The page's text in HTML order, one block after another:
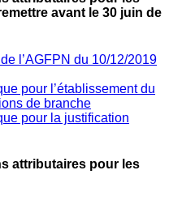
avant le 30 juin de
l’AGFPN du 10/12/2019
pour l’établissement du
de branche
pour la justification
attributaires pour les